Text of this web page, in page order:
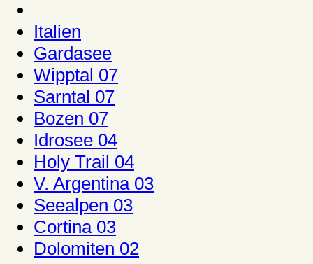
Italien
Gardasee
Wipptal 07
Sarntal 07
Bozen 07
Idrosee 04
Holy Trail 04
V. Argentina 03
Seealpen 03
Cortina 03
Dolomiten 02